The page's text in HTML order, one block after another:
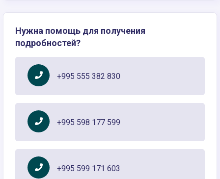
Нужна помощь для получения
подробностей?
+995 555 382 830
+995 598 177 599
+995 599 171 603